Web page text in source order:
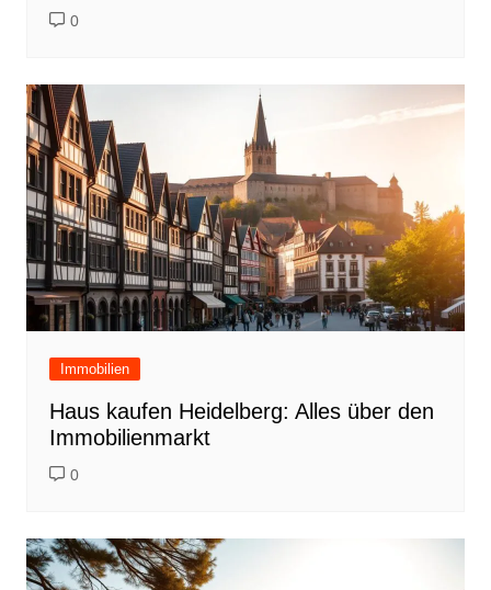
0
Immobilien
Haus kaufen Heidelberg: Alles über den
Immobilienmarkt
0